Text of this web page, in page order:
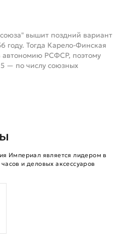
вышит поздний вариант
году. Тогда Карело-Финская
РСФСР, поэтому
— по числу союзных
Империал является лидером в
и деловых аксессуаров